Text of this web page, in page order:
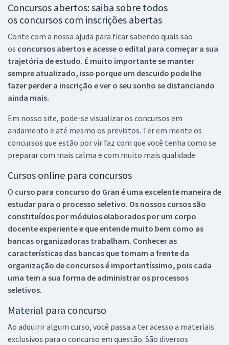
Concursos abertos: saiba sobre todos
os concursos com inscrições abertas
Conte com a nossa ajuda para ficar sabendo quais são
os concursos abertos e acesse o edital para começar a sua
trajetória de estudo. É muito importante se manter
sempre atualizado, isso porque um descuido pode lhe
fazer perder a inscrição e ver o seu sonho se distanciando
ainda mais.
Em nosso site, pode-se visualizar os concursos em
andamento e até mesmo os previstos. Ter em mente os
concursos que estão por vir faz com que você tenha como se
preparar com mais calma e com muito mais qualidade.
Cursos online para concursos
O curso para concurso do Gran é uma excelente maneira de
estudar para o processo seletivo. Os nossos cursos são
constituídos por módulos elaborados por um corpo
docente experiente e que entende muito bem como as
bancas organizadoras trabalham. Conhecer as
características das bancas que tomam a frente da
organização de concursos é importantíssimo, pois cada
uma tem a sua forma de administrar os processos
seletivos.
Material para concurso
Ao adquirir algum curso, você passa a ter acesso a materiais
exclusivos para o concurso em questão. São diversos